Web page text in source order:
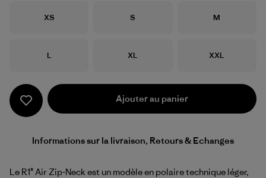
Taille
XS Taille
S Taille
M
Taille
L Taille
XL Taille
XXL
Ajouter au panier
Informations sur la livraison, Retours & Echanges
Le R1® Air Zip-Neck est un modèle en polaire technique léger,